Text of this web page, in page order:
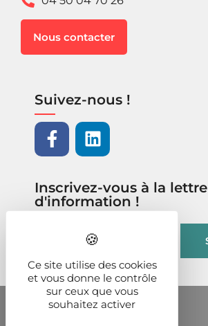
Nous contacter
Suivez-nous !
Inscrivez-vous à la lettre
d'information !
Ce site utilise des cookies
et vous donne le contrôle
sur ceux que vous
souhaitez activer